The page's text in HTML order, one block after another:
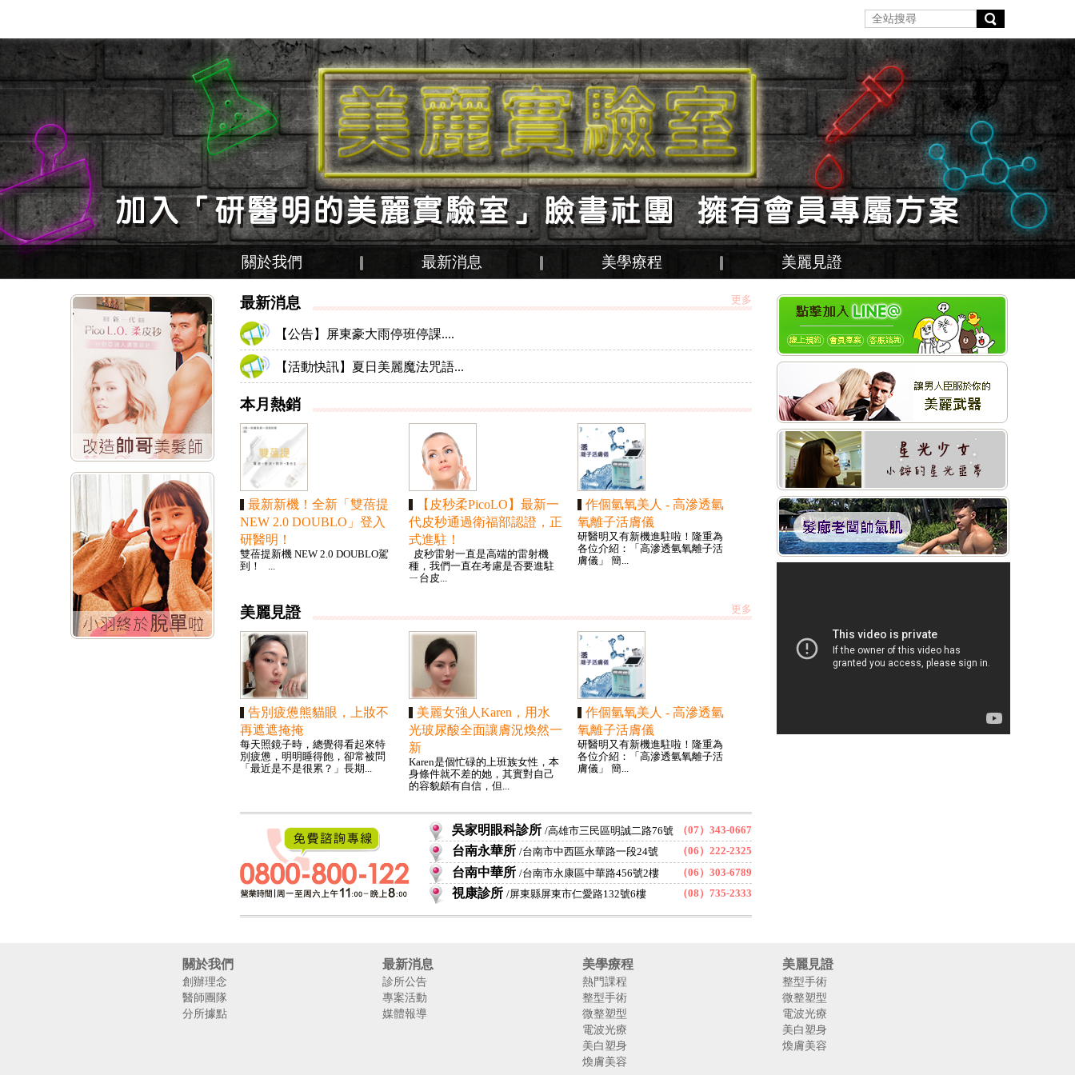
關於我們 最新消息 美學療程 美麗見證
最新消息 更多
【公告】屏東豪大雨停班停課....
【活動快訊】夏日美麗魔法咒語...
本月熱銷
最新新機！全新「雙蓓提
NEW 2.0 DOUBLO」登入
研醫明！
雙蓓提新機 NEW 2.0 DOUBLO駕
到！ ...
【皮秒柔PicoLO】最新一
代皮秒通過衛福部認證，正
式進駐！
皮秒雷射一直是高端的雷射機
種，我們一直在考慮是否要進駐
ㄧ台皮...
作個氫氧美人 - 高滲透氫
氧離子活膚儀
研醫明又有新機進駐啦！隆重為
各位介紹：「高滲透氫氧離子活
膚儀」 簡...
美麗見證 更多
告別疲憊熊貓眼，上妝不
再遮遮掩掩
每天照鏡子時，總覺得看起來特
別疲憊，明明睡得飽，卻常被問
「最近是不是很累？」長期...
美麗女強人Karen，用水
光玻尿酸全面讓膚況煥然一
新
Karen是個忙碌的上班族女性，本
身條件就不差的她，其實對自己
的容貌頗有自信，但...
作個氫氧美人 - 高滲透氫
氧離子活膚儀
研醫明又有新機進駐啦！隆重為
各位介紹：「高滲透氫氧離子活
膚儀」 簡...
吳家明眼科診所 高雄市三民區明誠二路76號 （07）343-0667
台南永華所 台南市中西區永華路一段24號 （06）222-2325
台南中華所 台南市永康區中華路456號2樓 （06）303-6789
視康診所 屏東縣屏東市仁愛路132號6樓 （08）735-2333
關於我們
創辦理念
醫師團隊
分所據點
最新消息
診所公告
專案活動
媒體報導
美學療程
熱門課程
整型手術
微整塑型
電波光療
美白塑身
煥膚美容
美麗見證
整型手術
微整塑型
電波光療
美白塑身
煥膚美容